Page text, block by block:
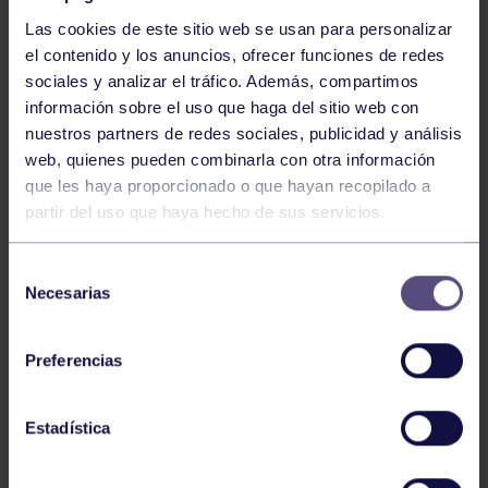
Las cookies de este sitio web se usan para personalizar
el contenido y los anuncios, ofrecer funciones de redes
sociales y analizar el tráfico. Además, compartimos
información sobre el uso que haga del sitio web con
nuestros partners de redes sociales, publicidad y análisis
web, quienes pueden combinarla con otra información
que les haya proporcionado o que hayan recopilado a
partir del uso que haya hecho de sus servicios.
Necesarias
Preferencias
Estadística
Baloncesto
ÚLTIMOS RESULTADOS DE LA SECCIÓN
Baloncesto